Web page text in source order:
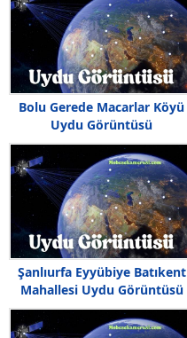
Bolu Gerede Macarlar Köyü
Uydu Görüntüsü
Şanlıurfa Eyyübiye Batıkent
Mahallesi Uydu Görüntüsü
Haritası